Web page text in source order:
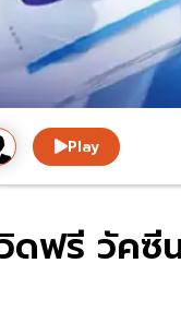
Play
ดฟรี วัค